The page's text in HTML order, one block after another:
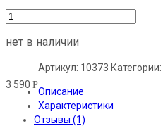
нет в наличии
3 590 Р
Артикул: 10373 Категории:
Описание
Характеристики
Отзывы (1)